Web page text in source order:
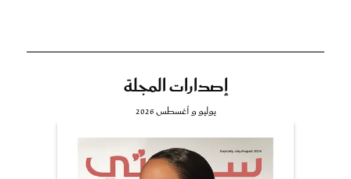
إصدارات المجلة
يوليو و أغسطس 2026